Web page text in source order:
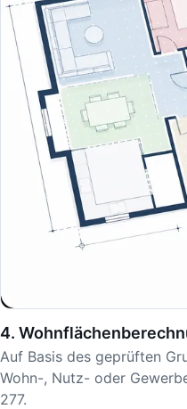
4.
Auf Basis des geprüften
Wohn-, Nutz- oder
277.